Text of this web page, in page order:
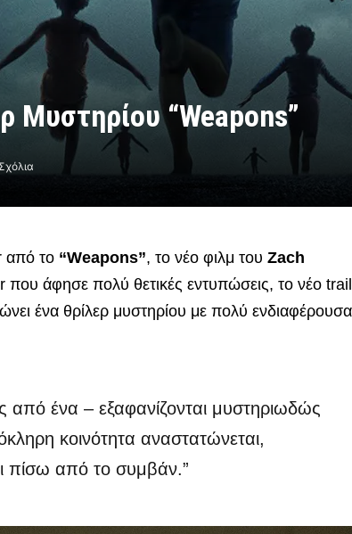
“Weapons”
από το “Weapons”, το νέο φιλμ του Zach
άφησε πολύ θετικές εντυπώσεις, το νέο
ένα θρίλερ μυστηρίου με πολύ ενδιαφέρουσα
από ένα – εξαφανίζονται μυστηριωδώς
κοινότητα αναστατώνεται,
πίσω από το συμβάν.”